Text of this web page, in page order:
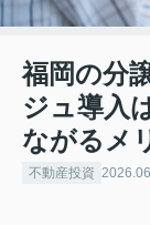
福岡の分
ジュ導入
ながるメ
不動産投資